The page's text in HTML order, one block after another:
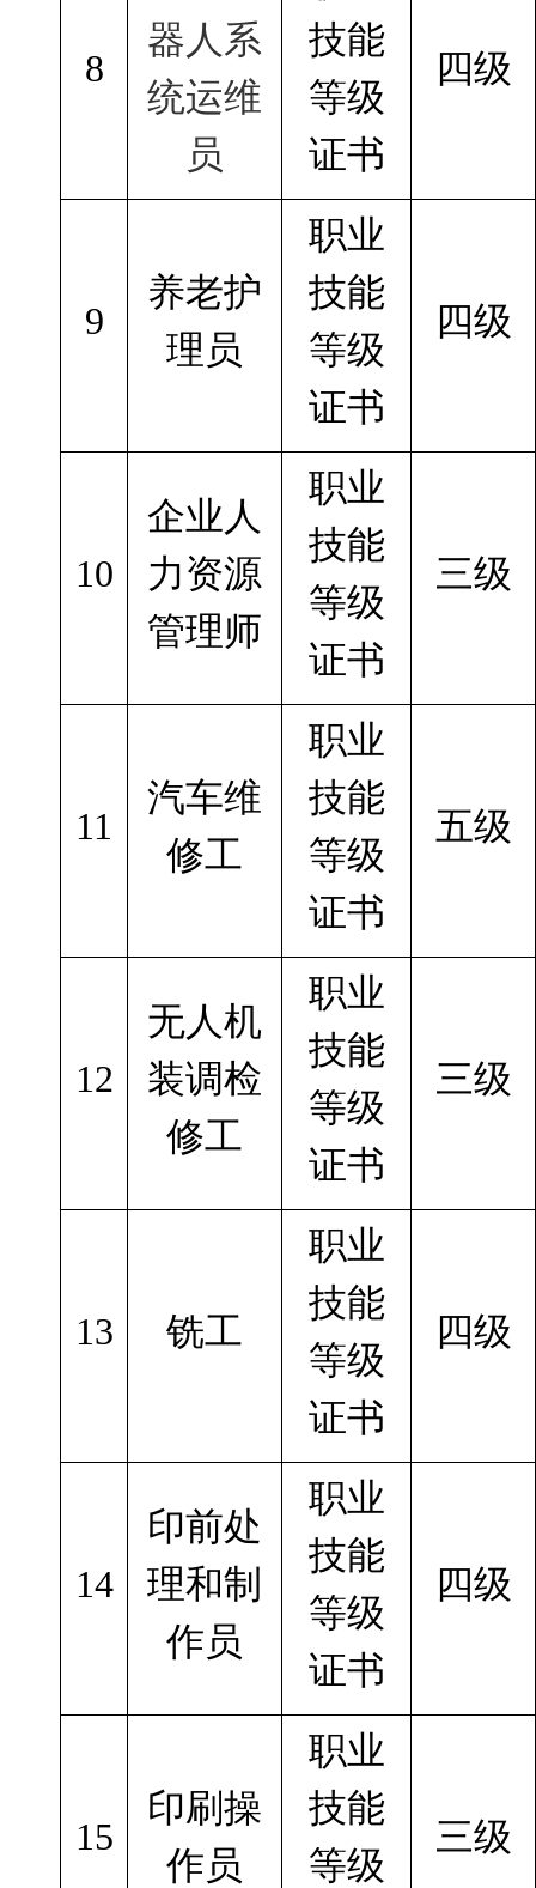
8
器人系
统运维
员
技能
等级
证书
四级
9
养老护
理员
职业
技能
等级
证书
四级
10
企业人
力资源
管理师
职业
技能
等级
证书
三级
11
汽车维
修工
职业
技能
等级
证书
五级
12
无人机
装调检
修工
职业
技能
等级
证书
三级
13 铣工
职业
技能
等级
证书
四级
14
印前处
理和制
作员
职业
技能
等级
证书
四级
15
印刷操
作员
职业
技能
等级
三级